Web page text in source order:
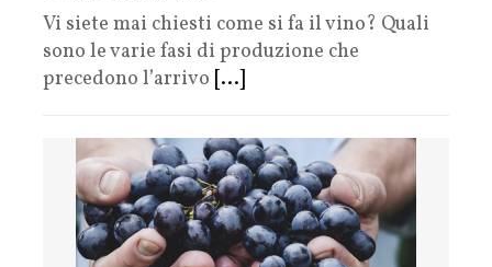
Vi siete mai chiesti come si fa il vino? Quali
sono le varie fasi di produzione che
precedono l’arrivo [...]